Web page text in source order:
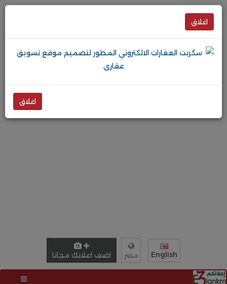
English مصر اضف اعلانك مجانا
اغلاق
اغلاق